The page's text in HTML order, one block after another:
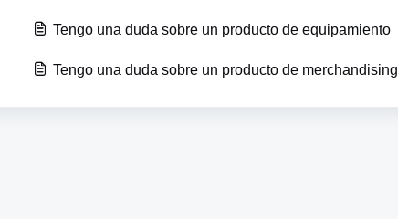
Tengo una duda sobre un producto de equipamiento
Tengo una duda sobre un producto de merchandising